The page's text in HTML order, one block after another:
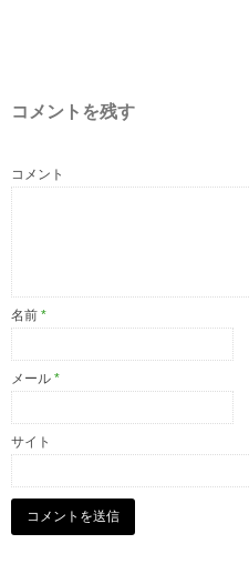
コメントを残す
コメント
名前 *
メール *
サイト